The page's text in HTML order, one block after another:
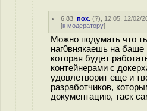
6.83 ,пох. (?), 12:05, 12/02/
[к модератору]
Можно подумать что
наг0внякаешь на баше
которая будет
контейнерами с
удовлетворит еще и
разработчиков,
документацию, таск